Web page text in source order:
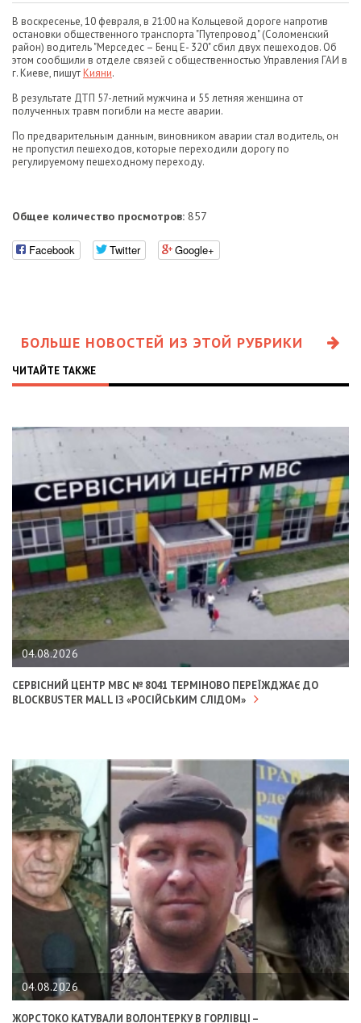
В воскресенье, 10 февраля, в 21:00 на Кольцевой дороге напротив
остановки общественного транспорта "Путепровод" (Соломенский
район) водитель "Мерседес – Бенц Е- 320" сбил двух пешеходов. Об
этом сообщили в отделе связей с общественностью Управления ГАИ в
г. Киеве, пишутКияни.
В результате ДТП 57-летний мужчина и 55 летняя женщина от
полученных травм погибли на месте аварии.
По предварительным данным, виновником аварии стал водитель, он
не пропустил пешеходов, которые переходили дорогу по
регулируемому пешеходному переходу.
Общее количество просмотров: 857
Facebook Twitter Google+
БОЛЬШЕ НОВОСТЕЙ ИЗ ЭТОЙ РУБРИКИ
ЧИТАЙТЕ ТАКЖЕ
04.08.2026
СЕРВІСНИЙ ЦЕНТР МВС № 8041 ТЕРМІНОВО ПЕРЕЇЖДЖАЄ ДО
BLOCKBUSTER MALL ІЗ «РОСІЙСЬКИМ СЛІДОМ»
04.08.2026
ЖОРСТОКО КАТУВАЛИ ВОЛОНТЕРКУ В ГОРЛІВЦІ –